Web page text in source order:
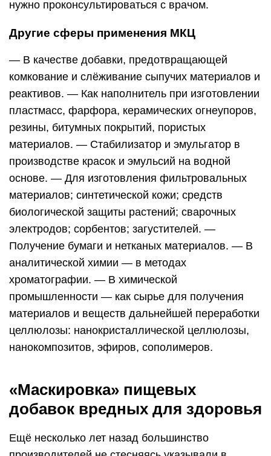
нужно проконсультироваться с врачом.
Другие сферы применения МКЦ
— В качестве добавки, предотвращающей
комкование и слёживание сыпучих материалов и
реактивов. — Как наполнитель при изготовлении
пластмасс, фарфора, керамических огнеупоров,
резины, битумных покрытий, пористых
материалов. — Стабилизатор и эмульгатор в
производстве красок и эмульсий на водной
основе. — Для изготовления фильтровальных
материалов; синтетической кожи; средств
биологической защиты растений; сварочных
электродов; сорбентов; загустителей. —
Получение бумаги и нетканых материалов. — В
аналитической химии — в методах
хроматографии. — В химической
промышленности — как сырье для получения
материалов и веществ дальнейшей переработки
целлюлозы: нанокристаллической целлюлозы,
нанокомпозитов, эфиров, сополимеров.
«Маскировка» пищевых
добавок вредных для здоровья
Ещё несколько лет назад большинство